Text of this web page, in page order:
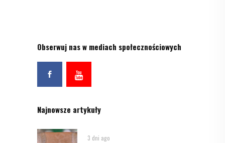
Obserwuj nas w mediach społecznościowych
Najnowsze artykuły
3 dni ago